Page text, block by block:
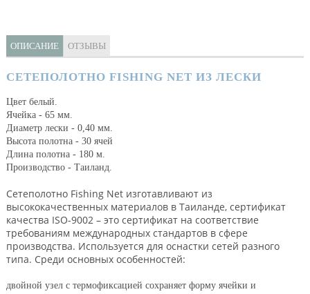
ОПИСАНИЕ ОТЗЫВЫ
СЕТЕПОЛОТНО FISHING NET ИЗ ЛЕСКИ
Цвет белый.
Ячейка - 65 мм.
Диаметр лески - 0,40 мм.
Высота полотна - 30 ячей
Длина полотна - 180 м.
Производство - Таиланд.
Сетеполотно Fishing Net изготавливают из
высококачественных материалов в Таиланде, cертификат
качества ISO-9002 – это сертификат на соответствие
требованиям международных стандартов в сфере
производства. Используется для оснастки сетей разного
типа. Среди основных особенностей:
двойной узел с термофиксацией сохраняет форму ячейки и